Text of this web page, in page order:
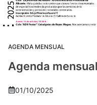
AGENDA MENSUAL
Agenda
01/10/2025